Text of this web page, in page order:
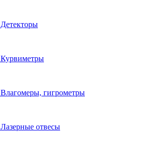
Детекторы
Курвиметры
Влагомеры, гигрометры
Лазерные отвесы